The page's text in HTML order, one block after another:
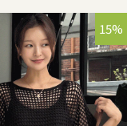
15%